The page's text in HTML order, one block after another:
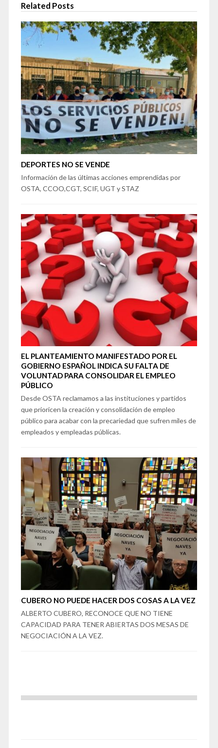
Related Posts
DEPORTES NO SE VENDE
Información de las últimas acciones emprendidas por
OSTA, CCOO,CGT, SCIF, UGT y STAZ
EL PLANTEAMIENTO MANIFESTADO POR EL
GOBIERNO ESPAÑOL INDICA SU FALTA DE
VOLUNTAD PARA CONSOLIDAR EL EMPLEO
PÚBLICO
Desde OSTA reclamamos a las instituciones y partidos
que prioricen la creación y consolidación de empleo
público para acabar con la precariedad que sufren miles de
empleados y empleadas públicas.
CUBERO NO PUEDE HACER DOS COSAS A LA VEZ
ALBERTO CUBERO, RECONOCE QUE NO TIENE
CAPACIDAD PARA TENER ABIERTAS DOS MESAS DE
NEGOCIACIÓN A LA VEZ.